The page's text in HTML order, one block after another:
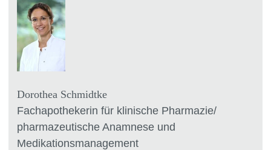
Dorothea Schmidtke
Fachapothekerin für klinische Pharmazie/
pharmazeutische Anamnese und
Medikationsmanagement